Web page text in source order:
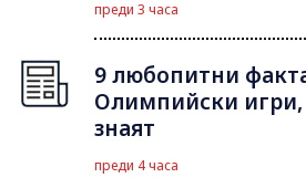
преди 3 часа
9 любопитни
Олимпийски
знаят
преди 4 часа